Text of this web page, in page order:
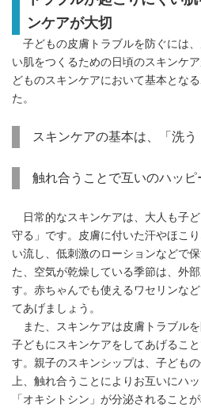
ンケアが大切
子どもの皮膚トラブルを防ぐには、
い肌をつくるための日頃のスキンケ
どものスキンケアにおいて基本とな
た。
スキンケアの基本は、「洗
触れ合うことで互いのハッ
日常的なスキンケアは、大人も子ど
守る」です。皮膚に付いた汗やほこ
い流し、低刺激のローションなどで
た、空気が乾燥している季節は、外
す。赤ちゃんでも使えるワセリンな
てあげましょう。
また、スキンケアは皮膚トラブルを
子どもにスキンケアをしてあげるこ
す。親子のスキンシップは、子ども
上、触れ合うことによりお互いにハ
「オキシトシン」が分泌されること